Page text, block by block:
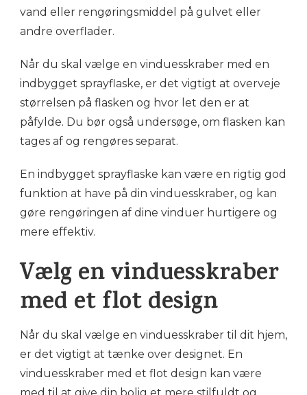
vand eller rengøringsmiddel på gulvet eller
andre overflader.
Når du skal vælge en vinduesskraber med en
indbygget sprayflaske, er det vigtigt at overveje
størrelsen på flasken og hvor let den er at
påfylde. Du bør også undersøge, om flasken kan
tages af og rengøres separat.
En indbygget sprayflaske kan være en rigtig god
funktion at have på din vinduesskraber, og kan
gøre rengøringen af dine vinduer hurtigere og
mere effektiv.
Vælg en vinduesskraber
med et flot design
Når du skal vælge en vinduesskraber til dit hjem,
er det vigtigt at tænke over designet. En
vinduesskraber med et flot design kan være
med til at give din bolig et mere stilfuldt og